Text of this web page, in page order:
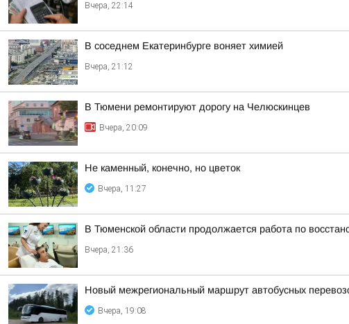
Вчера, 22:14
В соседнем Екатеринбурге воняет химией
Вчера, 21:12
В Тюмени ремонтируют дорогу на Челюскинцев
Вчера, 20:09
Не каменный, конечно, но цветок
Вчера, 11:27
В Тюменской области продолжается работа по
Вчера, 21:36
Новый межрегиональный маршрут автобусных
Вчера, 19:08